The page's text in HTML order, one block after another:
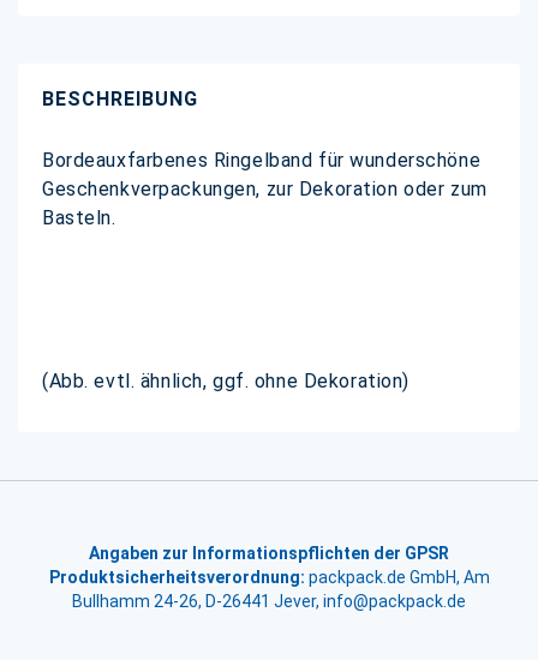
BESCHREIBUNG
Bordeauxfarbenes Ringelband für wunderschöne
Geschenkverpackungen, zur Dekoration oder zum
Basteln.
(Abb. evtl. ähnlich, ggf. ohne Dekoration)
Angaben zur Informationspflichten der GPSR
Produktsicherheitsverordnung: packpack.de GmbH, Am
Bullhamm 24-26, D-26441 Jever, info@packpack.de